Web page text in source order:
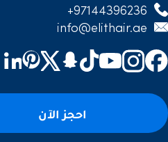
+97144396236
info@elithair.ae
احجز الآن